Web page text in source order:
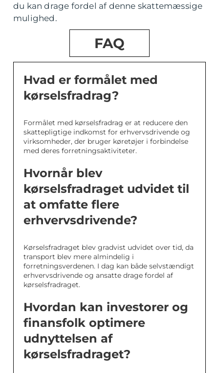
du kan drage fordel af denne skattemæssige
mulighed.
FAQ
Hvad er formålet med
kørselsfradrag?
Formålet med kørselsfradrag er at reducere den
skattepligtige indkomst for erhvervsdrivende og
virksomheder, der bruger køretøjer i forbindelse
med deres forretningsaktiviteter.
Hvornår blev
kørselsfradraget udvidet til
at omfatte flere
erhvervsdrivende?
Kørselsfradraget blev gradvist udvidet over tid, da
transport blev mere almindelig i
forretningsverdenen. I dag kan både selvstændigt
erhvervsdrivende og ansatte drage fordel af
kørselsfradraget.
Hvordan kan investorer og
finansfolk optimere
udnyttelsen af
kørselsfradraget?